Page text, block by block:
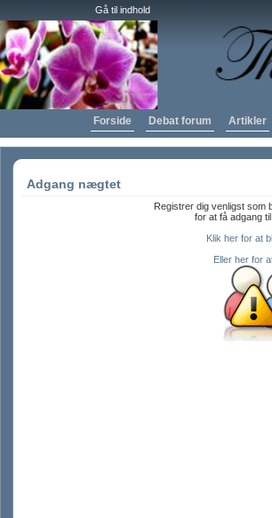
Gå til indhold
Forside Debat forum Artikler
Adgang nægtet
Registrer dig venligst som
for at få adgang
Klik her for at
Eller her for